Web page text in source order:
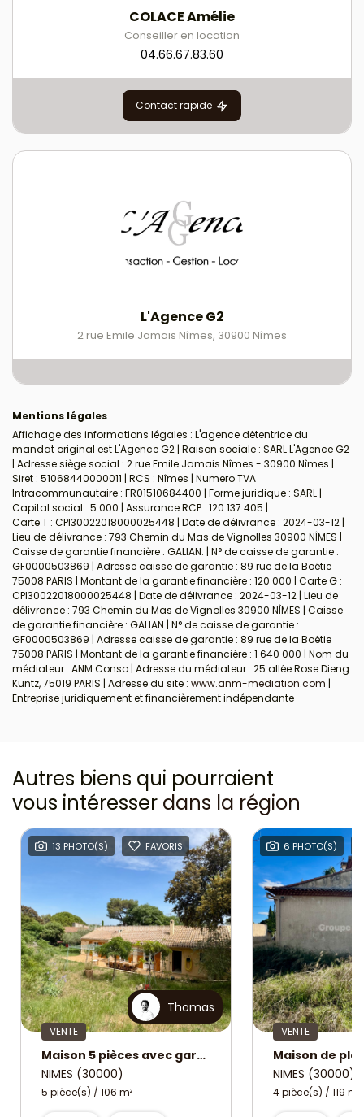
COLACE Amélie
Conseiller en location
04.66.67.83.60
Contact rapide
L'Agence G2
2 rue Emile Jamais Nîmes, 30900 Nîmes
Mentions légales
Affichage des informations légales : L'agence détentrice du
mandat original est L'Agence G2 | Raison sociale : SARL L'Agence G2
| Adresse siège social : 2 rue Emile Jamais Nîmes - 30900 Nîmes |
Siret : 51068440000011 | RCS : Nîmes | Numero TVA
Intracommunautaire : FR01510684400 | Forme juridique : SARL |
Capital social : 5 000 | Assurance RCP : 120 137 405 |
Carte T : CPI30022018000025448 | Date de délivrance : 2024-03-12 |
Lieu de délivrance : 793 Chemin du Mas de Vignolles 30900 NÎMES |
Caisse de garantie financière : GALIAN. | N° de caisse de garantie :
GF0000503869 | Adresse caisse de garantie : 89 rue de la Boétie
75008 PARIS | Montant de la garantie financière : 120 000 | Carte G :
CPI30022018000025448 | Date de délivrance : 2024-03-12 | Lieu de
délivrance : 793 Chemin du Mas de Vignolles 30900 NÎMES | Caisse
de garantie financière : GALIAN | N° de caisse de garantie :
GF0000503869 | Adresse caisse de garantie : 89 rue de la Boétie
75008 PARIS | Montant de la garantie financière : 1 640 000 | Nom du
médiateur : ANM Conso | Adresse du médiateur : 25 allée Rose Dieng
Kuntz, 75019 PARIS | Adresse du site : www.anm-mediation.com |
Entreprise juridiquement et financièrement indépendante
Autres biens qui pourraient
vous intéresser dans la région
13 PHOTO(S) FAVORIS
Thomas
VENTE
Maison 5 pièces avec garage - Nîmes Sophoras
NIMES (30000)
5 pièce(s) / 106 m²
6 PHOTO(S)
VENTE
NIMES (30000)
4 pièce(s) / 119 m²